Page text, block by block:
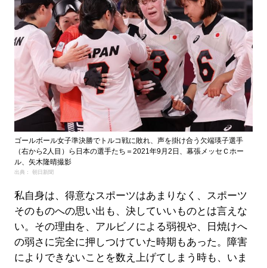
ゴールボール女子準決勝でトルコ戦に敗れ、声を掛け合う欠端瑛子選手
（右から2人目）ら日本の選手たち＝2021年9月2日、幕張メッセＣホー
ル、矢木隆晴撮影
出典： 朝日新聞
私自身は、得意なスポーツはあまりなく、スポーツ
そのものへの思い出も、決していいものとは言えな
い。その理由を、アルビノによる弱視や、日焼けへ
の弱さに完全に押しつけていた時期もあった。障害
によりできないことを数え上げてしまう時も、いま